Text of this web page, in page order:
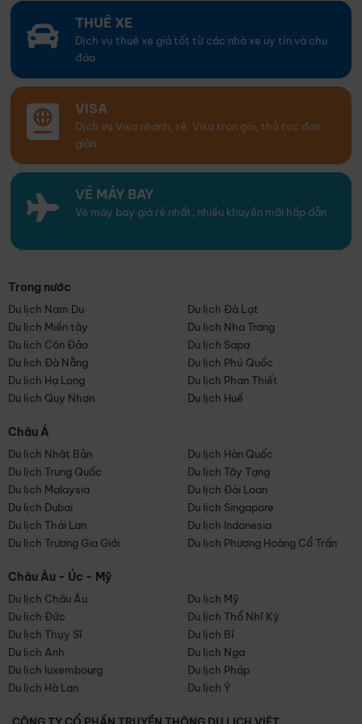
THUÊ XE
Dịch vụ thuê xe giá tốt từ các nhà xe uy tín và chu
đáo
VISA
Dịch vụ Visa nhanh, rẻ. Visa trọn gói, thủ tục đơn
giản
VÉ MÁY BAY
Vé máy bay giá rẻ nhất, nhiều khuyến mãi hấp dẫn
Trong nước
Du lịch Nam Du
Du lịch Đà Lạt
Du lịch Miền tây
Du lịch Nha Trang
Du lịch Côn Đảo
Du lịch Sapa
Du lịch Đà Nẵng
Du lịch Phú Quốc
Du lịch Hạ Long
Du lịch Phan Thiết
Du lịch Quy Nhơn
Du lịch Huế
Châu Á
Du lịch Nhật Bản
Du lịch Hàn Quốc
Du lịch Trung Quốc
Du lịch Tây Tạng
Du lịch Malaysia
Du lịch Đài Loan
Du lịch Dubai
Du lịch Singapore
Du lịch Thái Lan
Du lịch Indonesia
Du lịch Trương Gia Giới
Du lịch Phượng Hoàng Cổ Trấn
Châu Âu - Úc - Mỹ
Du lịch Châu Âu
Du lịch Mỹ
Du lịch Đức
Du lịch Thổ Nhĩ Kỳ
Du lịch Thụy Sĩ
Du lịch Bỉ
Du lịch Anh
Du lịch Nga
Du lịch luxembourg
Du lịch Pháp
Du lịch Hà Lan
Du lịch Ý